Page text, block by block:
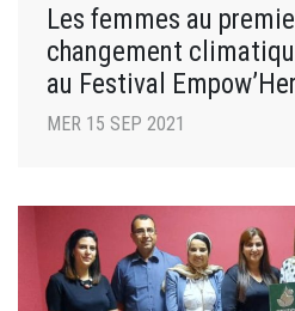
Les femmes au
changement
au Festival Empow’Her
MER 15 SEP 2021